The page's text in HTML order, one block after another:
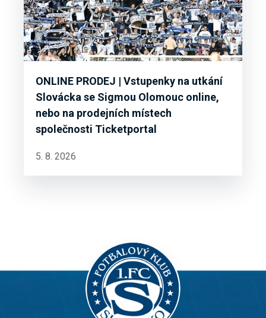
ONLINE PRODEJ | Vstupenky na utkání
Slovácka se Sigmou Olomouc online,
nebo na prodejních místech
společnosti Ticketportal
5. 8. 2026